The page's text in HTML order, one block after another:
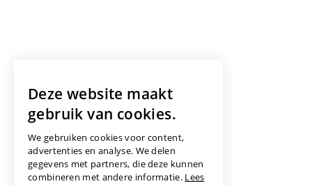
Deze website maakt
gebruik van cookies.
We gebruiken cookies voor content,
advertenties en analyse. We delen
gegevens met partners, die deze kunnen
combineren met andere informatie. Lees